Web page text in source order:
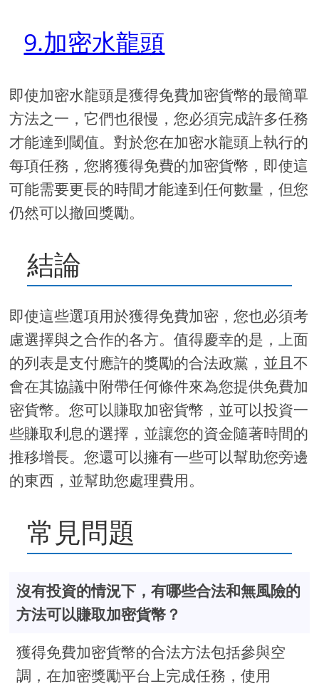
9.加密水龍頭
即使加密水龍頭是獲得免費加密貨幣的最簡單
方法之一，它們也很慢，您必須完成許多任務
才能達到閾值。對於您在加密水龍頭上執行的
每項任務，您將獲得免費的加密貨幣，即使這
可能需要更長的時間才能達到任何數量，但您
仍然可以撤回獎勵。
結論
即使這些選項用於獲得免費加密，您也必須考
慮選擇與之合作的各方。值得慶幸的是，上面
的列表是支付應許的獎勵的合法政黨，並且不
會在其協議中附帶任何條件來為您提供免費加
密貨幣。您可以賺取加密貨幣，並可以投資一
些賺取利息的選擇，並讓您的資金隨著時間的
推移增長。您還可以擁有一些可以幫助您旁邊
的東西，並幫助您處理費用。
常見問題
沒有投資的情況下，有哪些合法和無風險的
方法可以賺取加密貨幣？
獲得免費加密貨幣的合法方法包括參與空
調，在加密獎勵平台上完成任務，使用